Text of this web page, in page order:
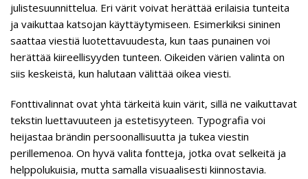
julistesuunnittelua. Eri värit voivat herättää erilaisia tunteita
ja vaikuttaa katsojan käyttäytymiseen. Esimerkiksi sininen
saattaa viestiä luotettavuudesta, kun taas punainen voi
herättää kiireellisyyden tunteen. Oikeiden värien valinta on
siis keskeistä, kun halutaan välittää oikea viesti.
Fonttivalinnat ovat yhtä tärkeitä kuin värit, sillä ne vaikuttavat
tekstin luettavuuteen ja estetisyyteen. Typografia voi
heijastaa brändin persoonallisuutta ja tukea viestin
perillemenoa. On hyvä valita fontteja, jotka ovat selkeitä ja
helppolukuisia, mutta samalla visuaalisesti kiinnostavia.